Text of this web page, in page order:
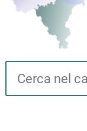
Cerca su "Catalogo"